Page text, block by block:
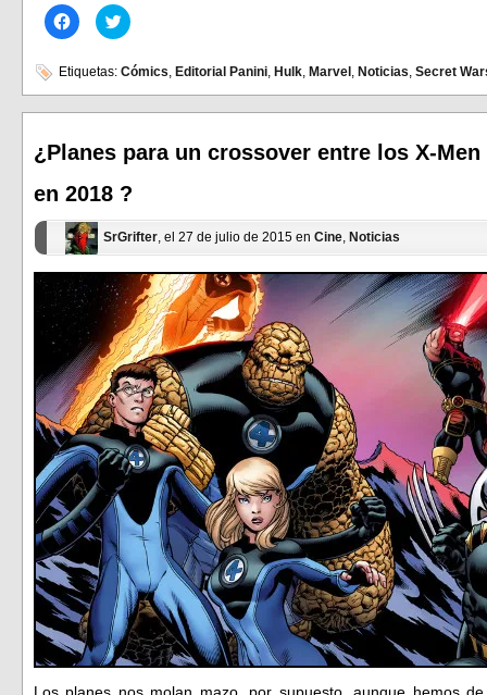
Haz
clic
en
Facebook
(Se
abre
ventana
nueva)
Haz
clic
en
(Se
abre
ventana
nueva)
Etiquetas: Cómics Editorial Panini Hulk Marvel Noticias Secret
¿Planes para un crossover entre los X-
en 2018 ?
SrGrifter, el 27 de julio de 2015 en Cine, Noticias